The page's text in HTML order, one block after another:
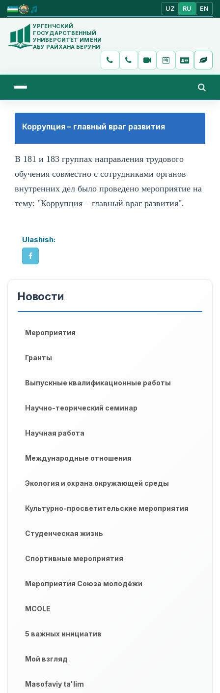
UZ RU EN
УРГЕНЧСКИЙ
ГОСУДАРСТВЕННЫЙ
УНИВЕРСИТЕТ ИМЕНИ
АБУ РАЙХАНА БЕРУНИ
Коррупция – главный враг развития
В 181 и 183 группах направления трудового
обучения совместно с сотрудниками органов
внутренних дел было проведено мероприятие на
тему: "Коррупция – главный враг развития".
Ulashish:
Новости
Мероприятия
Гранты
Выпускные квалификационные работы
Научно-теорический семинар
Научная работа
Международные отношения
Экология и охрана окружающей среды
Культурно-просветительские мероприятия
Студенческая жизнь
Спортивные мероприятия
Мероприятия Союза молодёжи
MCOLE
5 важных инициатив
Мой взгляд
Masofaviy ta'lim